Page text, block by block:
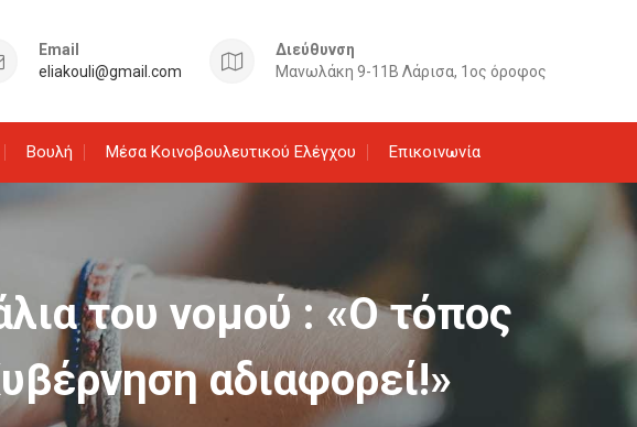
Email
eliakouli@gmail.com
Διεύθυνση
Μανωλάκη 9-11Β Λάρισα, 1ος όροφος
Βουλή Μέσα Κοινοβουλευτικού Ελέγχου Επικοινωνία
του νομού : «Ο τόπος
αδιαφορεί!»